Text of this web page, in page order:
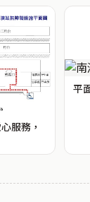
服務，
平